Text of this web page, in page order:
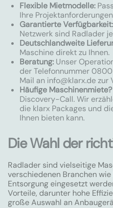
Flexible Mietmodelle:
Ihre
Garantierte Verfügbarkeit:
Netzwerk sind Radlader
Deutschlandweite
Maschine direkt zu Ihnen.
Beratung: Unser
der Telefonnummer
Mail an info@klarx.dezur
Häufige Maschinenmiete?
Discovery-Call. Wir
die klarx Packages und
Ihnen bieten kann.
Die Wahl der
Radlader sind vielseitige
verschiedenen Branchen
Entsorgung eingesetzt
Vorteile, darunter hohe
große Auswahl an